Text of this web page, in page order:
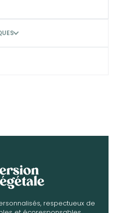
respectueux de